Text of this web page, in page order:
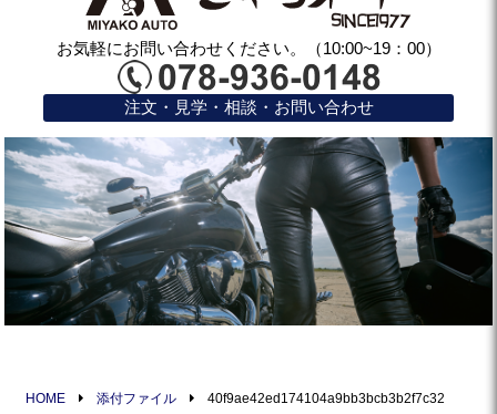
お気軽にお問い合わせください。（10:00~19：00）
注文・見学・相談・お問い合わせ
HOME 添付ファイル 40f9ae42ed174104a9bb3bcb3b2f7c32